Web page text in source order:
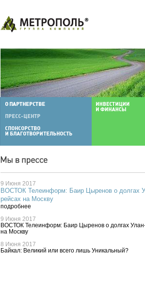
9 Июня 2017
ВОСТОК Телеинформ: Баир Цыренов о долгах
рейсах на Москву
подробнее
9 Июня 2017
ВОСТОК Телеинформ: Баир Цыренов о долгах
на Москву
8 Июня 2017
Байкал: Великий или всего лишь Уникальный?